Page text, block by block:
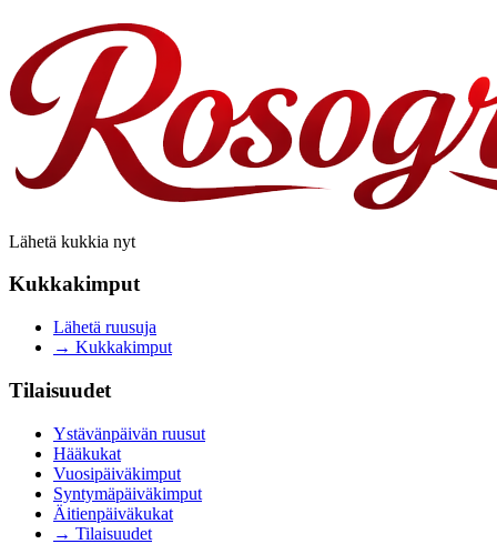
Lähetä kukkia nyt
Kukkakimput
Lähetä ruusuja
→ Kukkakimput
Tilaisuudet
Ystävänpäivän ruusut
Hääkukat
Vuosipäiväkimput
Syntymäpäiväkimput
Äitienpäiväkukat
→ Tilaisuudet